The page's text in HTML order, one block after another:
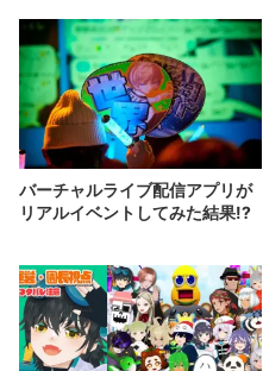
バーチャルライブ配信アプリが
リアルイベントしてみた結果!?